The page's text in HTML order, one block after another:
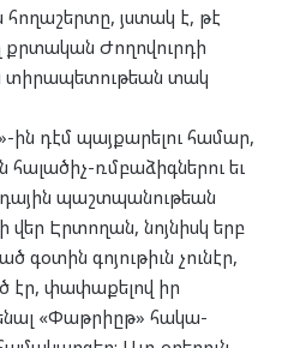
յստակ է, թէ
քրտական Ժողովուրդի
տիրապետութեան տակ
ին դէմ պայքարելու համար,
ռմբաձիգներու եւ
պաշտպանութեան
Էրտողան, նոյնիսկ երբ
գօտին գոյութիւն չունէր,
էր, փափաքելով իր
«Փաթրիըթ» հակա-